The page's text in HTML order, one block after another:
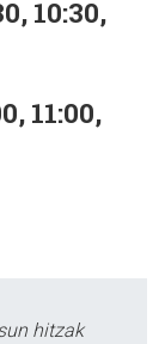
10:30,
11:00,
hitzak